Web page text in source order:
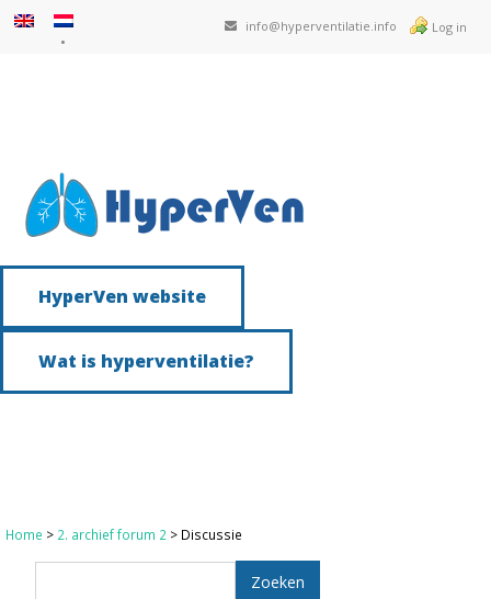
info@hyperventilatie.info Log in
HyperVen website
Wat is hyperventilatie?
Home > 2. archief forum 2 > Discussie